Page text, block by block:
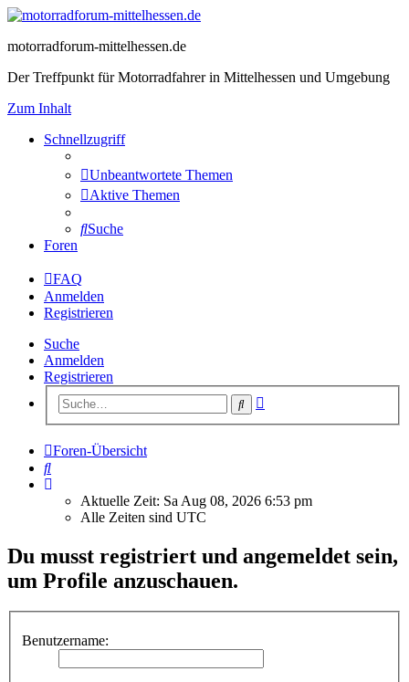
motorradforum-mittelhessen.de
Der Treffpunkt für Motorradfahrer in Mittelhessen und Umgebung
Zum Inhalt
Schnellzugriff
Unbeantwortete Themen
Aktive Themen
Suche
Foren
FAQ
Anmelden
Registrieren
Suche
Anmelden
Registrieren
Suche
Foren-Übersicht
Suche
Aktuelle Zeit: Sa Aug 08, 2026 6:53 pm
Alle Zeiten sind UTC
Du musst registriert und angemeldet sein,
um Profile anzuschauen.
Benutzername: